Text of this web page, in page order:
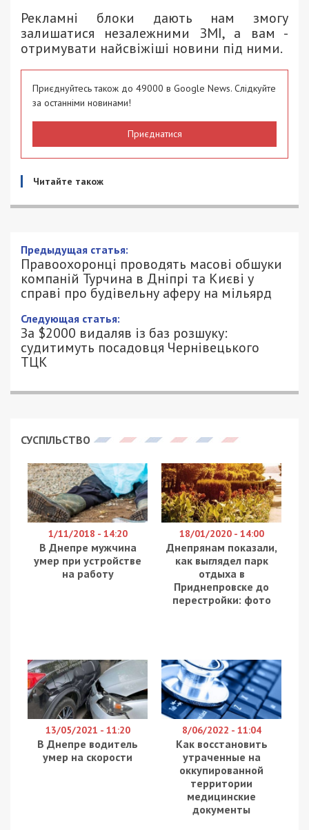
Рекламні блоки дають нам змогу
залишатися незалежними ЗМІ, а вам -
отримувати найсвіжіші новини під ними.
Приєднуйтесь також до 49000 в Google News. Слідкуйте
за останніми новинами!
Приєднатися
Читайте також
Правоохоронці проводять масові
обшуки компаній Турчина в Дніпрі та
Києві у справі про будівельну аферу на
мільярд
1/07/2026 - 14:44
ПЕТРО ЩУКІН - СПЕЦИАЛЬНО ДЛЯ
Впродовж червня 2026 року правоохоронні органи
провели понад два десятки обшуків компаній
Турчина у Києві, Дніпрі та інших містах у справі
про рекордну будівельну аферу. Йдеться про
можливі зловживання на сотні мільйонів гривень.
Про це повідомляє49000 з посиланням наУНІАН.
У судовій ухвалі від 27 травня 2026 року в
справі Nº 757/28774/26-к, що є в розпорядженні
редакції, мова про схему з подвійними
продажами квартир в “ЖК Delmar”, що
знаходиться в Києві за адресою Андрія